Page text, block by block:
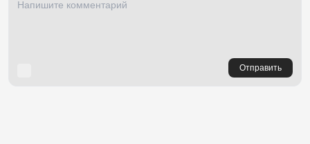
Отправить